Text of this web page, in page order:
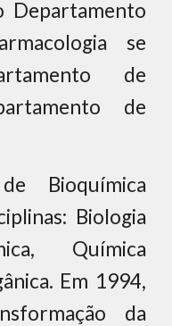
Departamento
se
de
de
Bioquímica
Biologia
Química
Em 1994,
da